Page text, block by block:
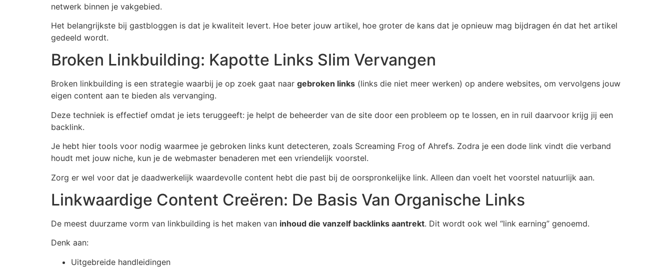
netwerk binnen je vakgebied.
Het belangrijkste bij gastbloggen is dat je kwaliteit levert. Hoe beter jouw artikel, hoe groter de kans dat je opnieuw mag bijdragen én dat het artikel
gedeeld wordt.
Broken Linkbuilding: Kapotte Links Slim Vervangen
Broken linkbuilding is een strategie waarbij je op zoek gaat naar gebroken links (links die niet meer werken) op andere websites, om vervolgens jouw
eigen content aan te bieden als vervanging.
Deze techniek is effectief omdat je iets teruggeeft: je helpt de beheerder van de site door een probleem op te lossen, en in ruil daarvoor krijg jij een
backlink.
Je hebt hier tools voor nodig waarmee je gebroken links kunt detecteren, zoals Screaming Frog of Ahrefs. Zodra je een dode link vindt die verband
houdt met jouw niche, kun je de webmaster benaderen met een vriendelijk voorstel.
Zorg er wel voor dat je daadwerkelijk waardevolle content hebt die past bij de oorspronkelijke link. Alleen dan voelt het voorstel natuurlijk aan.
Linkwaardige Content Creëren: De Basis Van Organische Links
De meest duurzame vorm van linkbuilding is het maken van inhoud die vanzelf backlinks aantrekt. Dit wordt ook wel “link earning” genoemd.
Denk aan:
Uitgebreide handleidingen